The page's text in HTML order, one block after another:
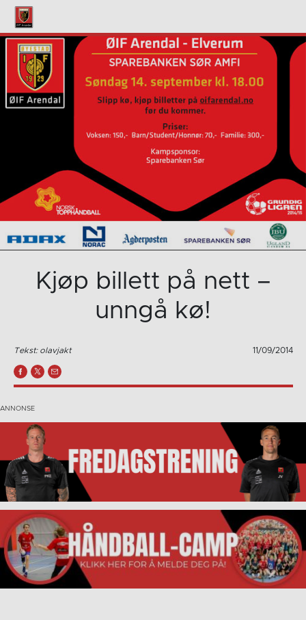
Kjøp billett på nett –
unngå kø!
Tekst: olavjakt 11/09/2014